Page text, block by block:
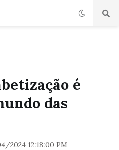
é
das
2024 12:18:00 PM